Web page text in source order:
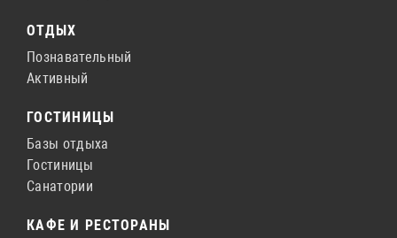
ОТДЫХ
Познавательный
Активный
ГОСТИНИЦЫ
Базы отдыха
Гостиницы
Санатории
КАФЕ И РЕСТОРАНЫ